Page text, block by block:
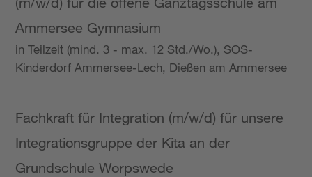
Ammersee Gymnasium
in Teilzeit (mind. 3 - max. 12 Std./Wo.), SOS-
Kinderdorf Ammersee-Lech, Dießen am Ammersee
Fachkraft für Integration (m/w/d) für unsere
Integrationsgruppe der Kita an der
Grundschule Worpswede